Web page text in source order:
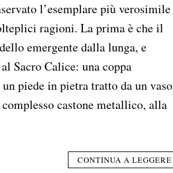
l’esemplare più verosimile
ragioni. La prima è che il
emergente dalla lunga, e
Sacro Calice: una coppa
piede in pietra tratto da un vaso
castone metallico, alla
CONTINUA A LEGGERE